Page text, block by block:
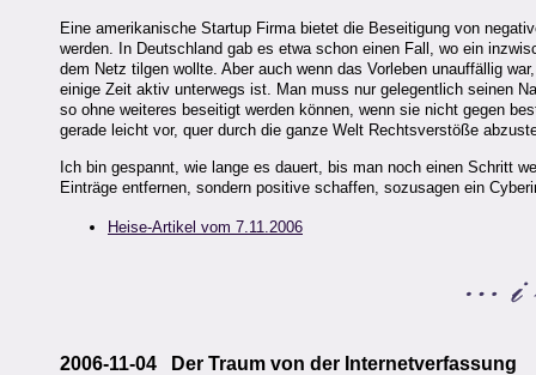
Eine amerikanische Startup Firma bietet die Beseitigung von
werden. In Deutschland gab es etwa schon einen Fall, wo ein
dem Netz tilgen wollte. Aber auch wenn das Vorleben unauffällig
einige Zeit aktiv unterwegs ist. Man muss nur gelegentlich seinen
so ohne weiteres beseitigt werden können, wenn sie nicht gegen
gerade leicht vor, quer durch die ganze Welt Rechtsverstöße
Ich bin gespannt, wie lange es dauert, bis man noch einen Schritt
Einträge entfernen, sondern positive schaffen, sozusagen ein
Heise-Artikel vom 7.11.2006
2006-11-04 Der Traum von der Internetverfassung